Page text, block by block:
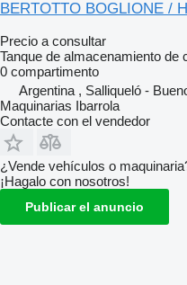
BERTOTTO BOGLIONE /
Precio a consultar
Tanque de almacenamiento de
0 compartimento
Argentina , Salliqueló -
Maquinarias Ibarrola
Contacte con el vendedor
¿Vende vehículos o
¡Hagalo con nosotros!
Publicar el anuncio